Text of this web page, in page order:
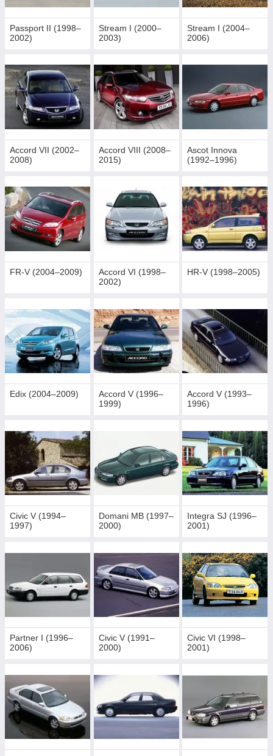
Passport II (1998–
2002)
Stream I (2000–
2003)
Stream I (2004–
2006)
Accord VII (2002–
2008)
Accord VIII (2008–
2015)
Ascot Innova
(1992–1996)
FR-V (2004–2009)
Accord VI (1998–
2002)
HR-V (1998–2005)
Edix (2004–2009)
Accord V (1996–
1999)
Accord V (1993–
1996)
Civic V (1994–
1997)
Domani MB (1997–
2000)
Integra SJ (1996–
2001)
Partner I (1996–
2006)
Civic V (1991–
2000)
Civic VI (1998–
2001)